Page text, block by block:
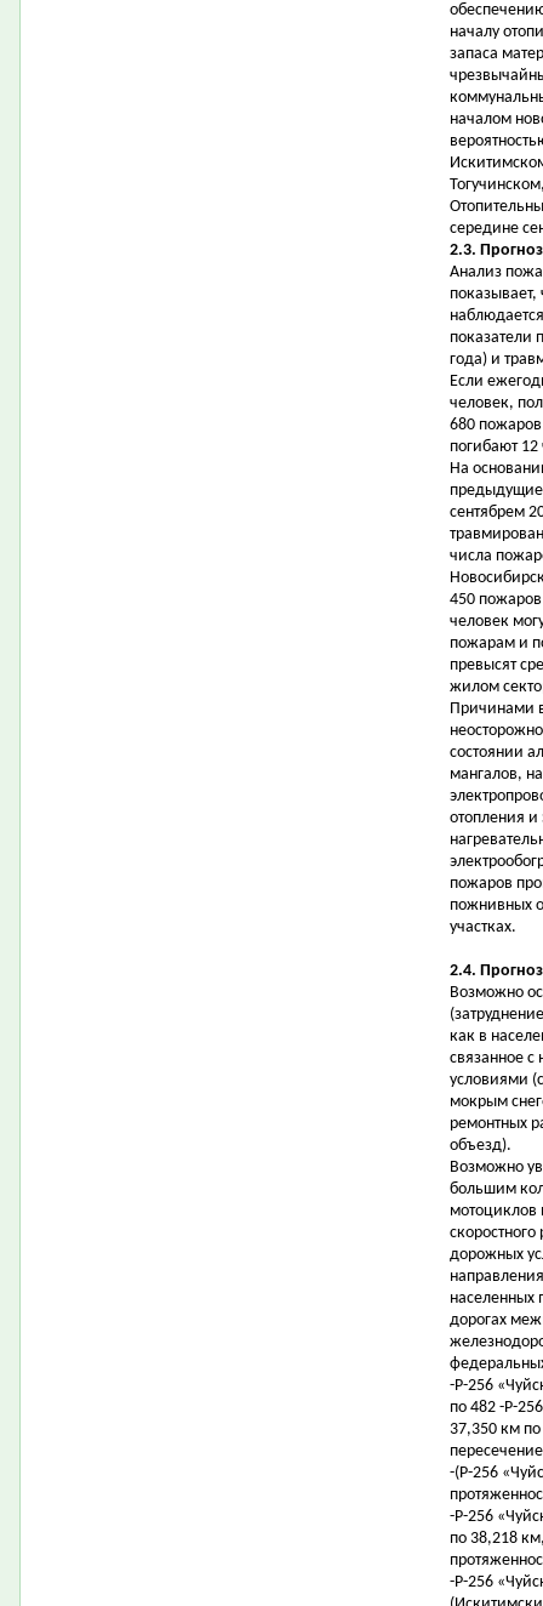
началу
запаса
началом
середине
2.3.
Анализ
показывает,
показатели
года) и
Если
человек,
680 пожаров
погибают
На
предыдущие
сентябрем
числа
450
человек
пожарам и
превысят
жилом
Причинами
состоянии
мангалов,
отопления и
пожаров
пожнивных
участках.
2.4.
Возможно
как в
связанное
условиями
мокрым
ремонтных
объезд).
Возможно
большим
мотоциклов
дорожных
населенных
дорогах
-Р-256
по 482 -Р-
37,350 км
-(Р-256
-Р-256
по 38,218
-Р-256